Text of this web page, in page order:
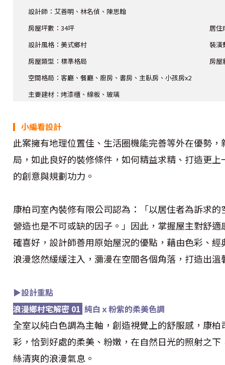
設計師 ：艾善明、林名偵、陳思翰
房屋坪數：34坪
設計風格：美式鄉村
房屋類型：標準格局
居住
裝潢
房屋
空間格局：客廳、餐廳、廚房、書房、主臥房、小孩房x2
主要建材：烤漆櫃、線板、玻璃
▎小編看設計
此案擁有地理位置佳、生活圈機能完善等外在優勢
局，如此良好的裝修條件，如何精益求精、打造更
的創意與規劃功力。
康柏司室內裝修有限公司認為：「以居住者為訴求
營造也是不可或缺的因子。」因此，掌握屋主對舒
確喜好，設計師善用原始屋況的優點，藉由色彩、
浪漫悠然緩緩注入，瀰漫在空間各個角落，打造出
▶設計重點
浪漫鄉村宅解密 01 純白ｘ粉紫的柔美色調
全室以純白色調為主軸，創造視覺上的舒服感，康
彩，恰到好處的柔美、粉嫩，在自然日光的照射之
絲清爽的浪漫氣息。